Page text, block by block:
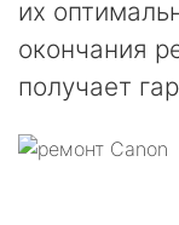
их
окончания
получает